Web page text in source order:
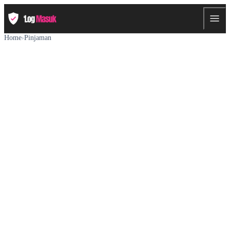
Home›Pinjaman